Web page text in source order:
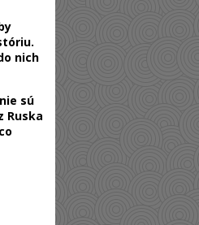
nich
sú
Ruska